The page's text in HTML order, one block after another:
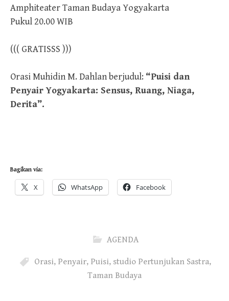
Amphiteater Taman Budaya Yogyakarta
Pukul 20.00 WIB
((( GRATISSS )))
Orasi Muhidin M. Dahlan berjudul: “Puisi dan
Penyair Yogyakarta: Sensus, Ruang, Niaga,
Derita”.
Bagikan via:
X WhatsApp Facebook
AGENDA
Orasi, Penyair, Puisi, studio Pertunjukan Sastra,
Taman Budaya